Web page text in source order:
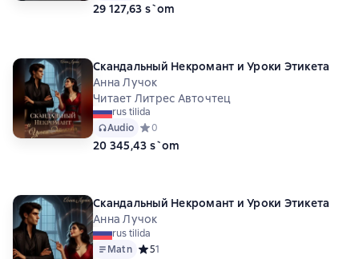
29 127,63 s`om
Скандальный Некромант и Уроки Этикета
Анна Лучок
Читает Литрес Авточтец
rus tilida
Audio Средний рейтинг 0 на основе 0 оценок
0
20 345,43 s`om
Скандальный Некромант и Уроки Этикета
Анна Лучок
rus tilida
Matn Средний рейтинг 5 на основе 1 оценок
51